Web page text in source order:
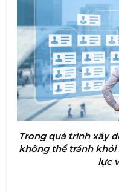
Trong quá trình xây
không thể tránh khỏi
lực